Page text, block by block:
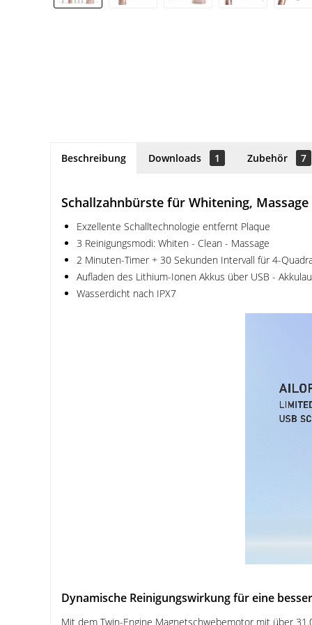
Beschreibung Downloads 1 Zubehör 7
Schallzahnbürste für Whitening, Massage
Exzellente Schalltechnologie entfernt Plaque
3 Reinigungsmodi: Whiten - Clean - Massage
2 Minuten-Timer + 30 Sekunden Intervall für 4-
Aufladen des Lithium-Ionen Akkus über USB -
Wasserdicht nach IPX7
Dynamische Reinigungswirkung für eine
Mit dem Twin-Engine Magnetschwebemotor mit über